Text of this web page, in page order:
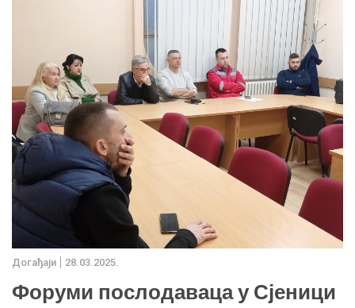
Дoгађаjи 28.03.2025.
Форуми послодаваца у Сјеници